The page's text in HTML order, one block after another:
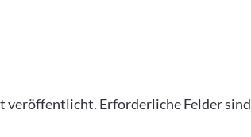
veröffentlicht. Erforderliche Felder sind